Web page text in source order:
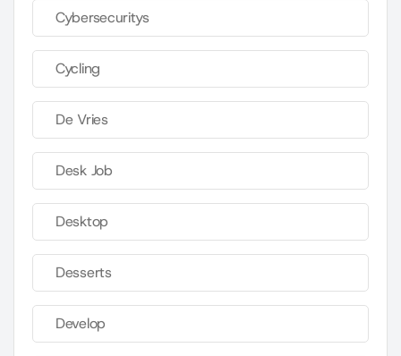
Cybersecuritys
Cycling
De Vries
Desk Job
Desktop
Desserts
Develop